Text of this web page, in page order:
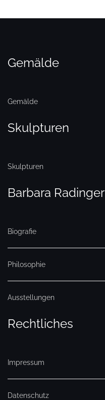
Gemälde
Gemälde
Skulpturen
Skulpturen
Barbara Radinger
Biografie
Philosophie
Ausstellungen
Rechtliches
Impressum
Datenschutz